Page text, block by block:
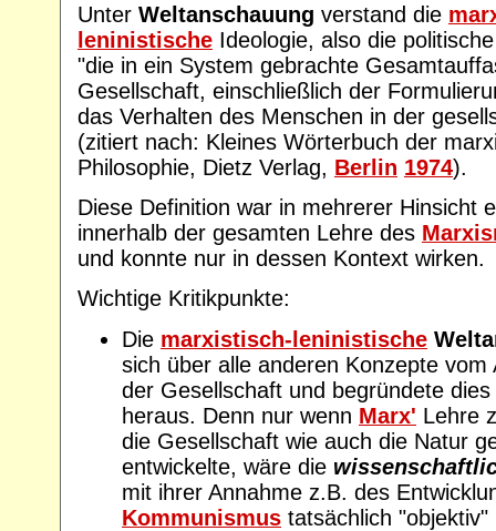
Unter Weltanschauung verstand die
leninistische Ideologie, also die
"die in ein System gebrachte
Gesellschaft, einschließlich der
das Verhalten des Menschen in der
(zitiert nach: Kleines Wörterbuch der
Philosophie, Dietz Verlag, Berlin 1974).
Diese Definition war in mehrerer Hinsicht
innerhalb der gesamten Lehre des
und konnte nur in dessen Kontext wirken.
Wichtige Kritikpunkte:
Die marxistisch-leninistische
sich über alle anderen Konzepte
der Gesellschaft und begründete
heraus. Denn nur wenn Marx' Lehre
die Gesellschaft wie auch die Natur
entwickelte, wäre die
mit ihrer Annahme z.B. des
Kommunismus tatsächlich